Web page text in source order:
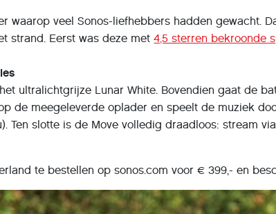
waarop veel Sonos-liefhebbers hadden
strand. Eerst was deze met4,5 sterren bekroonde
ultralichtgrijze Lunar White. Bovendien gaat de
de meegeleverde oplader en speelt de muziek
Ten slotte is de Move volledig draadloos:
te bestellen op sonos.com voor € 399,- en